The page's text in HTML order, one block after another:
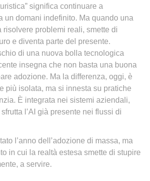
significa continuare a
un domani indefinito. Ma quando una
problemi reali, smette di
e diventa parte del presente.
di una nuova bolla tecnologica
insegna che non basta una buona
adozione. Ma la differenza, oggi, è
più isolata, ma si innesta su pratiche
È integrata nei sistemi aziendali,
l’AI già presente nei flussi di
l’anno dell’adozione di massa, ma
in cui la realtà estesa smette di stupire
a servire.